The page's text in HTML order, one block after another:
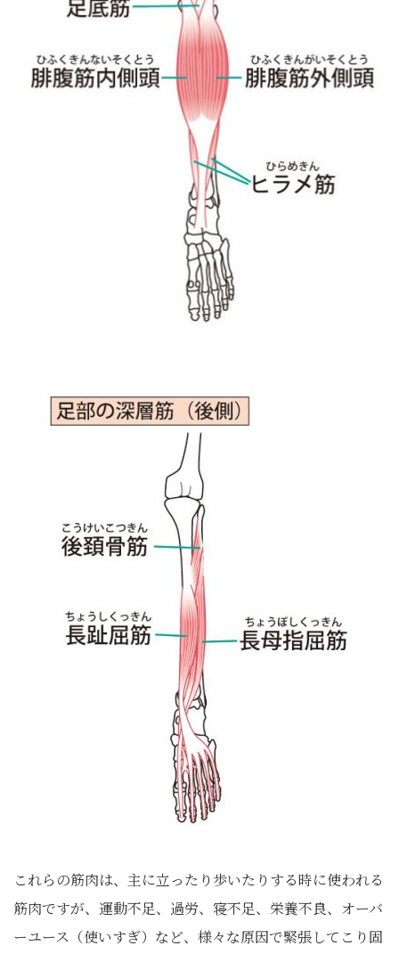
これらの筋肉は、主に立ったり歩いたりする時に使われる
筋肉ですが、運動不足、過労、寝不足、栄養不良、オーバ
ーユース（使いすぎ）など、様々な原因で緊張してこり固